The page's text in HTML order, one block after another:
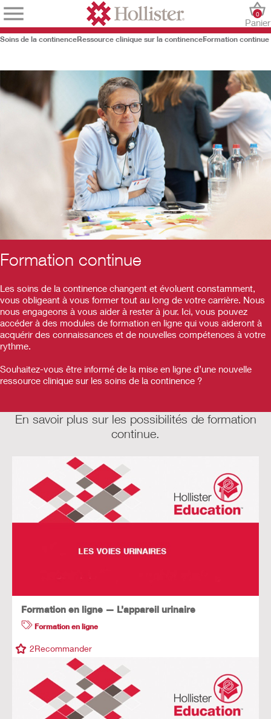
Panier
0
Soins de la continenceRessource clinique sur la continenceFormation continue
Formation continue
Les soins de la continence changent et évoluent constamment,
vous obligeant à vous former tout au long de votre carrière. Nous
nous engageons à vous aider à rester à jour. Ici, vous pouvez
accéder à des modules de formation en ligne qui vous aideront à
acquérir des connaissances et de nouvelles compétences à votre
rythme.
Souhaitez-vous être informé de la mise en ligne d’une nouvelle
ressource clinique sur les soins de la continence ?
En savoir plus sur les possibilités de formation
continue.
Formation en ligne — L’appareil urinaire
Formation en ligne
2Recommander